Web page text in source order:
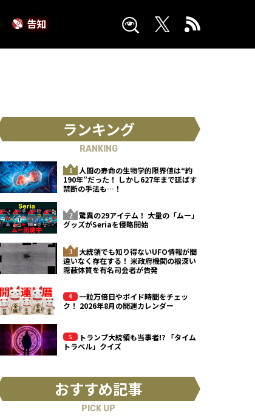
告知
ランキング
RANKING
人間の寿命の生物学的限界値は“約
190年”だった！ しかし627年まで延ばす
禁断の手法も…！
驚異の29アイテム！ 大量の「ムー」
グッズがSeriaを侵略開始
大統領でも知り得ないUFO情報が間
違いなく存在する！ 米政府機関の根深い
隠蔽体質を有名司会者が告発
一粒万倍日やボイド時間をチェッ
ク！ 2026年8月の開運カレンダー
トランプ大統領も当事者!? 「タイム
トラベル」クイズ
おすすめ記事
PICK UP